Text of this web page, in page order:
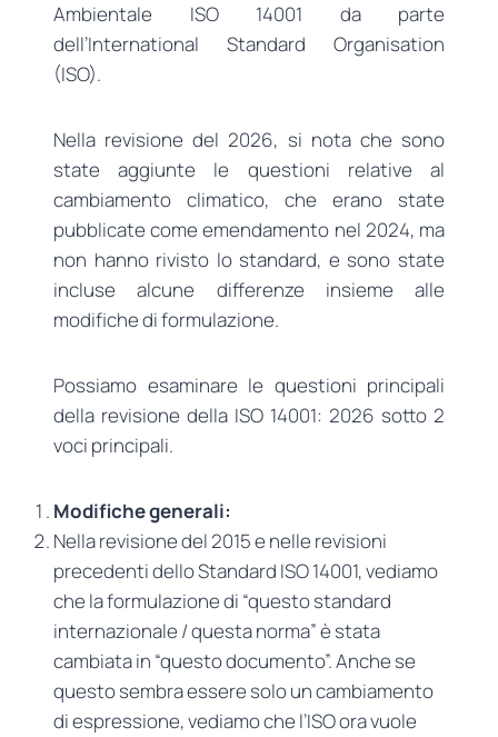
Ambientale ISO 14001 da parte
dell’International Standard Organisation
(ISO).
Nella revisione del 2026, si nota che sono
state aggiunte le questioni relative al
cambiamento climatico, che erano state
pubblicate come emendamento nel 2024, ma
non hanno rivisto lo standard, e sono state
incluse alcune differenze insieme alle
modifiche di formulazione.
Possiamo esaminare le questioni principali
della revisione della ISO 14001: 2026 sotto 2
voci principali.
Modifiche generali:
Nella revisione del 2015 e nelle revisioni
precedenti dello Standard ISO 14001, vediamo
che la formulazione di “questo standard
internazionale / questa norma” è stata
cambiata in “questo documento”. Anche se
questo sembra essere solo un cambiamento
di espressione, vediamo che l’ISO ora vuole